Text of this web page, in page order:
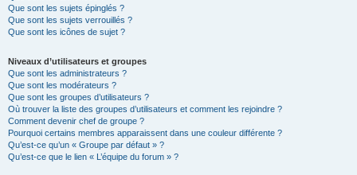
Que sont les sujets épinglés ?
Que sont les sujets verrouillés ?
Que sont les icônes de sujet ?
Niveaux d’utilisateurs et groupes
Que sont les administrateurs ?
Que sont les modérateurs ?
Que sont les groupes d’utilisateurs ?
Où trouver la liste des groupes d’utilisateurs et comment les rejoindre ?
Comment devenir chef de groupe ?
Pourquoi certains membres apparaissent dans une couleur différente ?
Qu’est-ce qu’un « Groupe par défaut » ?
Qu’est-ce que le lien « L’équipe du forum » ?